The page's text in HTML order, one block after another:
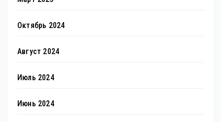
Октябрь 2024
Август 2024
Июль 2024
Июнь 2024